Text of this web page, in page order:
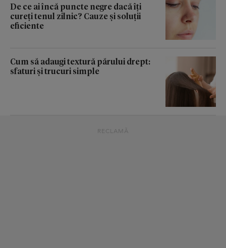
De ce ai încă puncte negre dacă îți
cureți tenul zilnic? Cauze și soluții
eficiente
Cum să adaugi textură părului drept:
sfaturi și trucuri simple
RECLAMĂ